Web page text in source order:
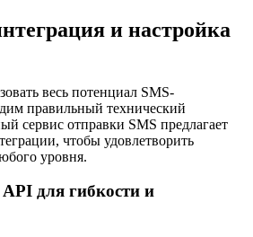
и настройка
весь потенциал SMS-
правильный технический
сервис отправки SMS предлагает
чтобы удовлетворить
уровня.
для гибкости и